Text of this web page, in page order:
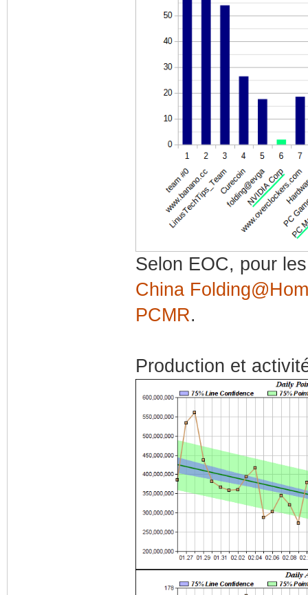
Selon EOC, pour
China
PCMR.
Production et